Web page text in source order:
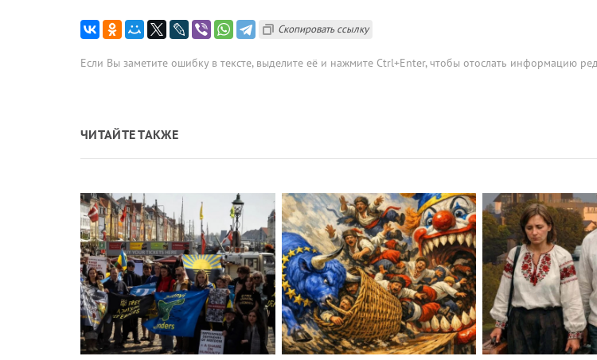
Скопировать ссылку
Если Вы заметите ошибку в тексте, выделите её и нажмите Ctrl+Enter, чтобы отослать информацию
ЧИТАЙТЕ ТАКЖЕ